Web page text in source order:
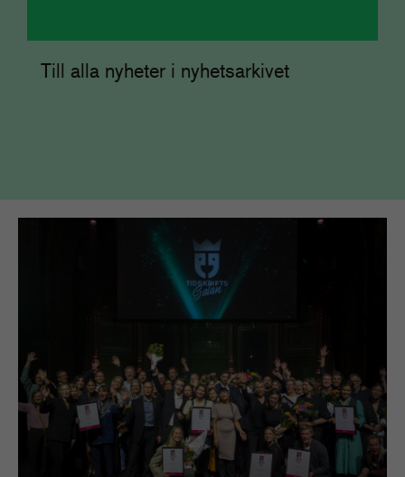
Till alla nyheter i nyhetsarkivet